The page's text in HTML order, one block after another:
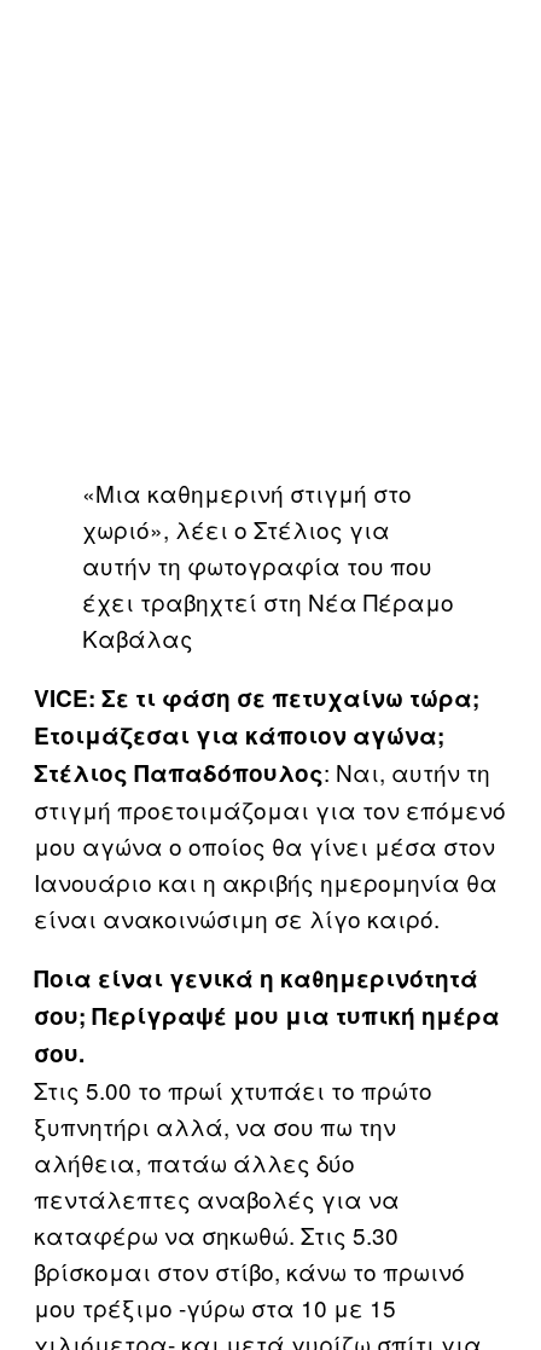
«Μια καθημερινή στιγμή στο
χωριό», λέει ο Στέλιος για
αυτήν τη φωτογραφία του που
έχει τραβηχτεί στη Νέα Πέραμο
Καβάλας
VICE: Σε τι φάση σε πετυχαίνω τώρα;
Ετοιμάζεσαι για κάποιον αγώνα;
Στέλιος Παπαδόπουλος: Ναι, αυτήν τη
στιγμή προετοιμάζομαι για τον επόμενό
μου αγώνα ο οποίος θα γίνει μέσα στον
Ιανουάριο και η ακριβής ημερομηνία θα
είναι ανακοινώσιμη σε λίγο καιρό.
Ποια είναι γενικά η καθημερινότητά
σου; Περίγραψέ μου μια τυπική ημέρα
σου.
Στις 5.00 το πρωί χτυπάει το πρώτο
ξυπνητήρι αλλά, να σου πω την
αλήθεια, πατάω άλλες δύο
πεντάλεπτες αναβολές για να
καταφέρω να σηκωθώ. Στις 5.30
βρίσκομαι στον στίβο, κάνω το πρωινό
μoυ τρέξιμο -γύρω στα 10 με 15